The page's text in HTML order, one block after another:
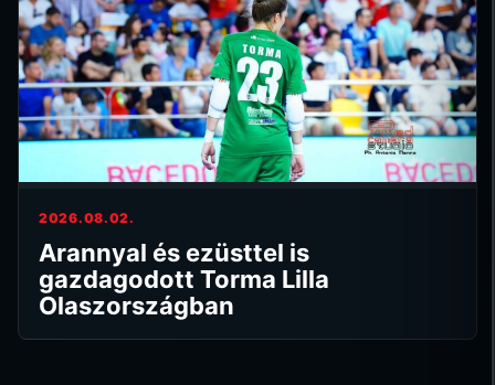
2026.08.02.
Arannyal és ezüsttel is
gazdagodott Torma Lilla
Olaszországban